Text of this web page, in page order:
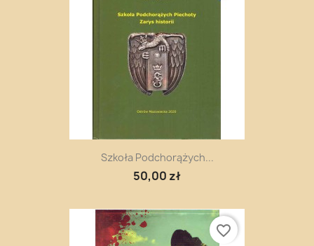
Szkoła Podchorążych...
50,00 zł
favorite_border